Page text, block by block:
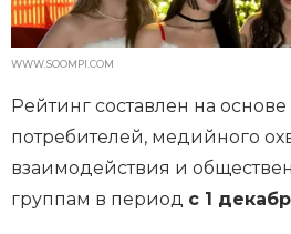
WWW.SOOMPI.COM
Рейтинг составлен на основе
потребителей, медийного
взаимодействия и
группам в период с 1